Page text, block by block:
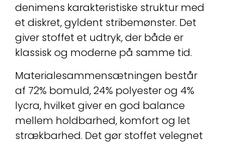
denimens karakteristiske struktur med
et diskret, gyldent stribemønster. Det
giver stoffet et udtryk, der både er
klassisk og moderne på samme tid.
Materialesammensætningen består
af 72% bomuld, 24% polyester og 4%
lycra, hvilket giver en god balance
mellem holdbarhed, komfort og let
strækbarhed. Det gør stoffet velegnet